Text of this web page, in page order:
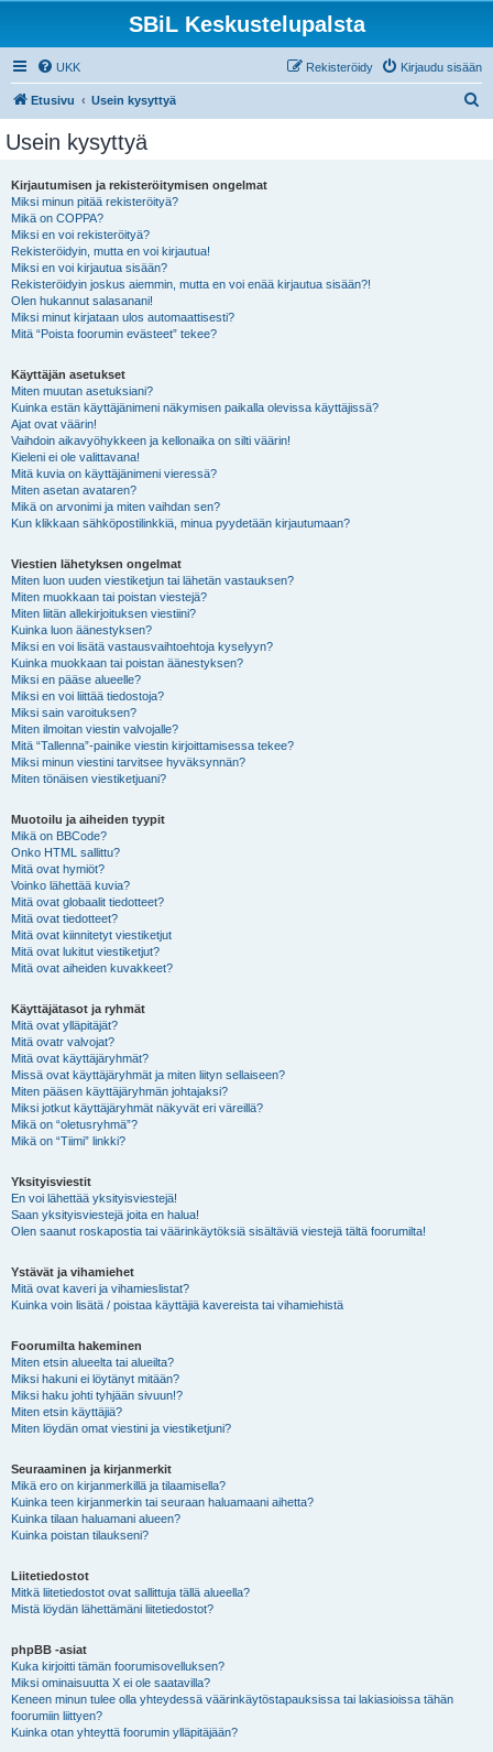
SBiL Keskustelupalsta
UKK Kirjaudu sisään
Rekisteröidy
Etusivu Usein kysyttyä
Usein kysyttyä
Kirjautumisen ja rekisteröitymisen ongelmat
Miksi minun pitää rekisteröityä?
Mikä on COPPA?
Miksi en voi rekisteröityä?
Rekisteröidyin, mutta en voi kirjautua!
Miksi en voi kirjautua sisään?
Rekisteröidyin joskus aiemmin, mutta en voi enää kirjautua sisään?!
Olen hukannut salasanani!
Miksi minut kirjataan ulos automaattisesti?
Mitä “Poista foorumin evästeet” tekee?
Käyttäjän asetukset
Miten muutan asetuksiani?
Kuinka estän käyttäjänimeni näkymisen paikalla olevissa käyttäjissä?
Ajat ovat väärin!
Vaihdoin aikavyöhykkeen ja kellonaika on silti väärin!
Kieleni ei ole valittavana!
Mitä kuvia on käyttäjänimeni vieressä?
Miten asetan avataren?
Mikä on arvonimi ja miten vaihdan sen?
Kun klikkaan sähköpostilinkkiä, minua pyydetään kirjautumaan?
Viestien lähetyksen ongelmat
Miten luon uuden viestiketjun tai lähetän vastauksen?
Miten muokkaan tai poistan viestejä?
Miten liitän allekirjoituksen viestiini?
Kuinka luon äänestyksen?
Miksi en voi lisätä vastausvaihtoehtoja kyselyyn?
Kuinka muokkaan tai poistan äänestyksen?
Miksi en pääse alueelle?
Miksi en voi liittää tiedostoja?
Miksi sain varoituksen?
Miten ilmoitan viestin valvojalle?
Mitä “Tallenna”-painike viestin kirjoittamisessa tekee?
Miksi minun viestini tarvitsee hyväksynnän?
Miten tönäisen viestiketjuani?
Muotoilu ja aiheiden tyypit
Mikä on BBCode?
Onko HTML sallittu?
Mitä ovat hymiöt?
Voinko lähettää kuvia?
Mitä ovat globaalit tiedotteet?
Mitä ovat tiedotteet?
Mitä ovat kiinnitetyt viestiketjut
Mitä ovat lukitut viestiketjut?
Mitä ovat aiheiden kuvakkeet?
Käyttäjätasot ja ryhmät
Mitä ovat ylläpitäjät?
Mitä ovatr valvojat?
Mitä ovat käyttäjäryhmät?
Missä ovat käyttäjäryhmät ja miten liityn sellaiseen?
Miten pääsen käyttäjäryhmän johtajaksi?
Miksi jotkut käyttäjäryhmät näkyvät eri väreillä?
Mikä on “oletusryhmä”?
Mikä on “Tiimi” linkki?
Yksityisviestit
En voi lähettää yksityisviestejä!
Saan yksityisviestejä joita en halua!
Olen saanut roskapostia tai väärinkäytöksiä sisältäviä viestejä tältä foorumilta!
Ystävät ja vihamiehet
Mitä ovat kaveri ja vihamieslistat?
Kuinka voin lisätä / poistaa käyttäjiä kavereista tai vihamiehistä
Foorumilta hakeminen
Miten etsin alueelta tai alueilta?
Miksi hakuni ei löytänyt mitään?
Miksi haku johti tyhjään sivuun!?
Miten etsin käyttäjiä?
Miten löydän omat viestini ja viestiketjuni?
Seuraaminen ja kirjanmerkit
Mikä ero on kirjanmerkillä ja tilaamisella?
Kuinka teen kirjanmerkin tai seuraan haluamaani aihetta?
Kuinka tilaan haluamani alueen?
Kuinka poistan tilaukseni?
Liitetiedostot
Mitkä liitetiedostot ovat sallittuja tällä alueella?
Mistä löydän lähettämäni liitetiedostot?
phpBB -asiat
Kuka kirjoitti tämän foorumisovelluksen?
Miksi ominaisuutta X ei ole saatavilla?
Keneen minun tulee olla yhteydessä väärinkäytöstapauksissa tai lakiasioissa tähän
foorumiin liittyen?
Kuinka otan yhteyttä foorumin ylläpitäjään?